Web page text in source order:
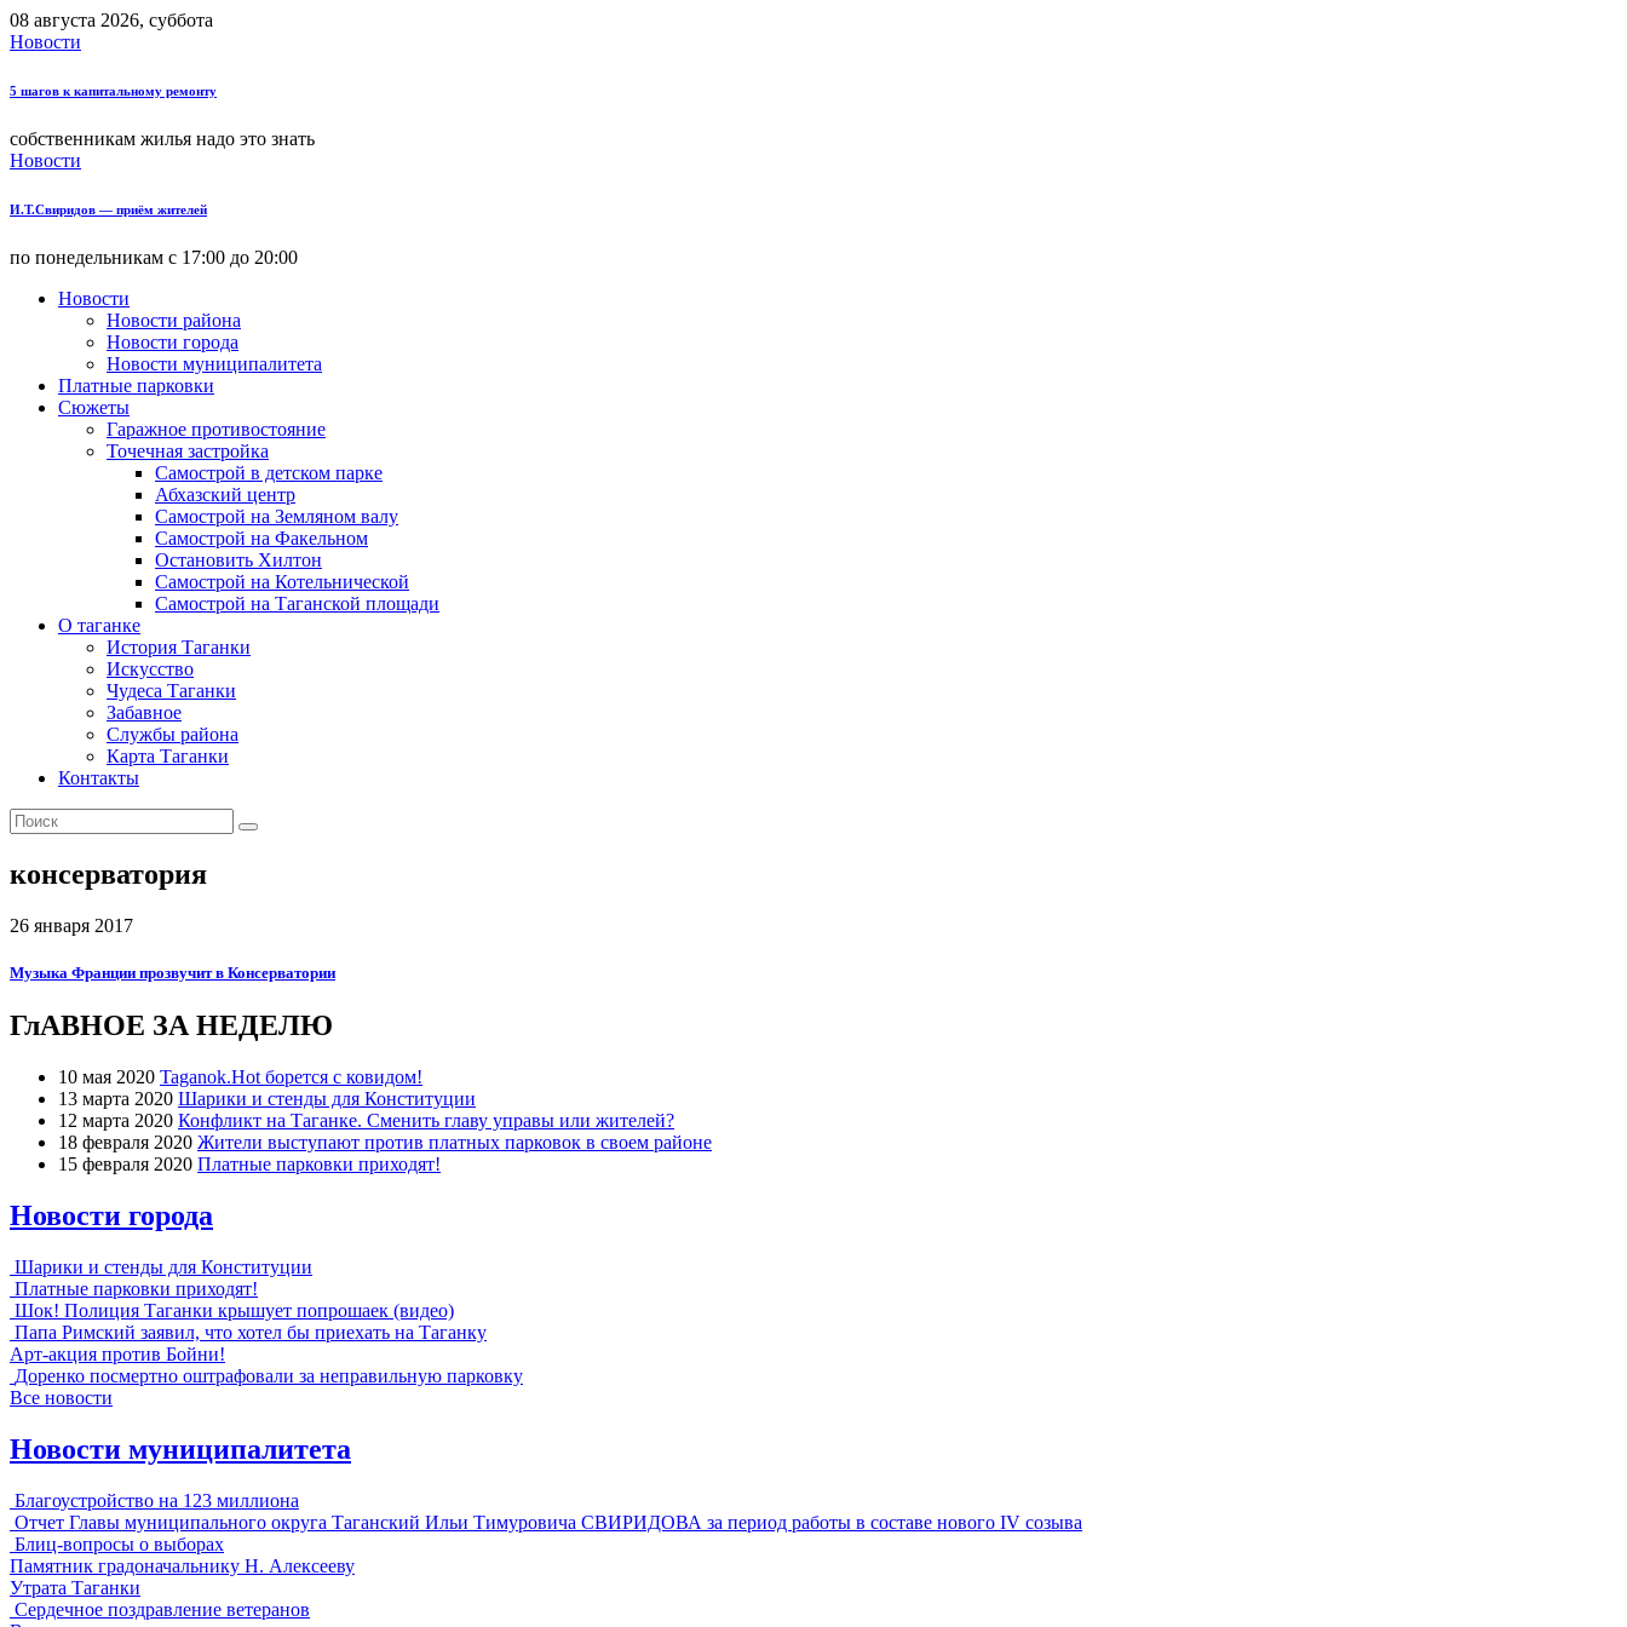
08 августа 2026, суббота
Новости
5 шагов к капитальному ремонту
собственникам жилья надо это знать
Новости
И.Т.Свиридов — приём жителей
по понедельникам с 17:00 до 20:00
Новости
Новости района
Новости города
Новости муниципалитета
Платные парковки
Сюжеты
Гаражное противостояние
Точечная застройка
Самострой в детском парке
Абхазский центр
Самострой на Земляном валу
Самострой на Факельном
Остановить Хилтон
Самострой на Котельнической
Самострой на Таганской площади
О таганке
История Таганки
Искусство
Чудеса Таганки
Забавное
Службы района
Карта Таганки
Контакты
консерватория
26 января 2017
Музыка Франции прозвучит в Консерватории
ГлАВНОЕ ЗА НЕДЕЛЮ
10 мая 2020 Taganok.Hot борется с ковидом!
13 марта 2020 Шарики и стенды для Конституции
12 марта 2020 Конфликт на Таганке. Сменить главу управы или жителей?
18 февраля 2020 Жители выступают против платных парковок в своем районе
15 февраля 2020 Платные парковки приходят!
Новости города
Шарики и стенды для Конституции
Платные парковки приходят!
Шок! Полиция Таганки крышует попрошаек (видео)
Папа Римский заявил, что хотел бы приехать на Таганку
Арт-акция против Бойни!
Доренко посмертно оштрафовали за неправильную парковку
Все новости
Новости муниципалитета
Благоустройство на 123 миллиона
Отчет Главы муниципального округа Таганский Ильи Тимуровича СВИРИДОВА за период работы в составе нового IV созыва
Блиц-вопросы о выборах
Памятник градоначальнику Н. Алексееву
Утрата Таганки
Сердечное поздравление ветеранов